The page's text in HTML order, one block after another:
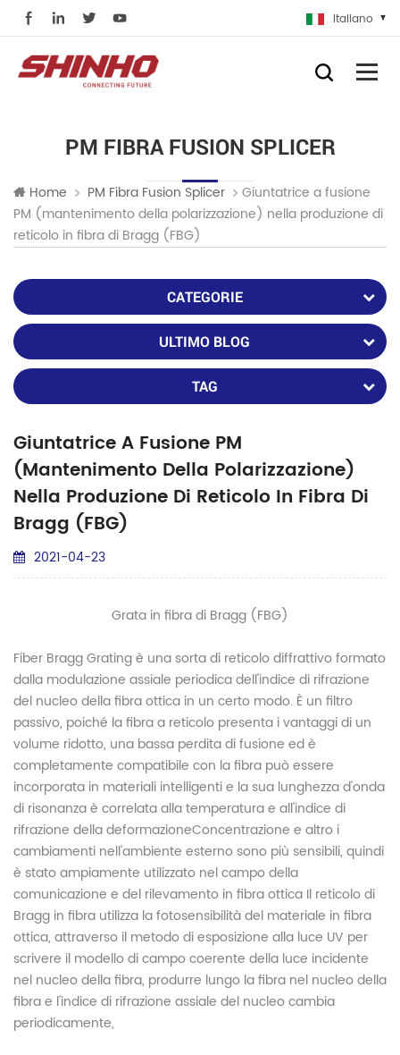
Italiano
PM FIBRA FUSION SPLICER
Home PM Fibra Fusion Splicer
Giuntatrice a fusione
PM (mantenimento della polarizzazione) nella produzione di
reticolo in fibra di Bragg (FBG)
CATEGORIE
ULTIMO BLOG
TAG
Giuntatrice A Fusione PM
(mantenimento Della Polarizzazione)
Nella Produzione Di Reticolo In Fibra Di
Bragg (FBG)
2021-04-23
Grata in fibra di Bragg (FBG)
Fiber Bragg Grating è una sorta di reticolo diffrattivo formato
dalla modulazione assiale periodica dell'indice di rifrazione
del nucleo della fibra ottica in un certo modo. È un filtro
passivo, poiché la fibra a reticolo presenta i vantaggi di un
volume ridotto, una bassa perdita di fusione ed è
completamente compatibile con la fibra può essere
incorporata in materiali intelligenti e la sua lunghezza d'onda
di risonanza è correlata alla temperatura e all'indice di
rifrazione della deformazioneConcentrazione e altro i
cambiamenti nell'ambiente esterno sono più sensibili, quindi
è stato ampiamente utilizzato nel campo della
comunicazione e del rilevamento in fibra ottica Il reticolo di
Bragg in fibra utilizza la fotosensibilità del materiale in fibra
ottica, attraverso il metodo di esposizione alla luce UV per
scrivere il modello di campo coerente della luce incidente
nel nucleo della fibra, produrre lungo la fibra nel nucleo della
fibra e l'indice di rifrazione assiale del nucleo cambia
periodicamente,